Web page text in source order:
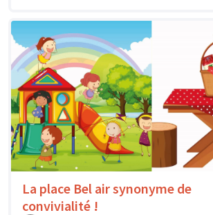
La place Bel air synonyme de
convivialité !